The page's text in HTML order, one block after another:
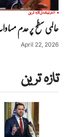
انٹرنیشنلتازہ ترین
عالمی سطح پر عدم
April 22, 2026
تازہ ترین